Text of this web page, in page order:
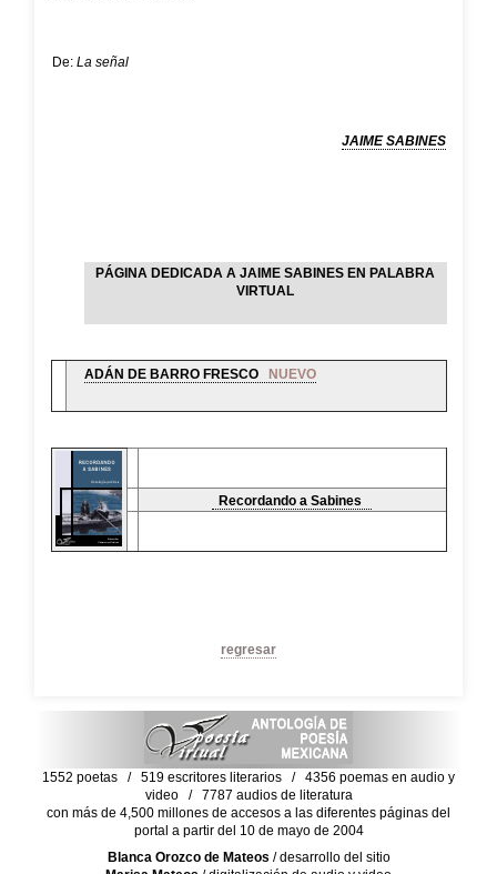
De: La señal
JAIME SABINES
PÁGINA DEDICADA A JAIME SABINES EN PALABRA
VIRTUAL
ADÁN DE BARRO FRESCO NUEVO
Recordando a Sabines
regresar
1552 poetas / 519 escritores literarios / 4356 poemas en audio y
video / 7787 audios de literatura
con más de 4,500 millones de accesos a las diferentes páginas del
portal a partir del 10 de mayo de 2004
Blanca Orozco de Mateos / desarrollo del sitio